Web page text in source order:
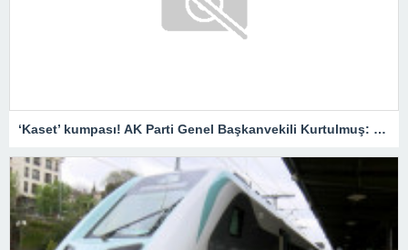
‘Kaset’ kumpası! AK Parti Genel Başkanvekili Kurtulmuş: Savcılar harekete geçmeli